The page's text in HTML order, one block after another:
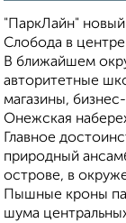
"ПаркЛайн"
Слобода в
В ближайшем
авторитетные
магазины,
Онежская
Главное
природный
острове, в
Пышные кроны
шума